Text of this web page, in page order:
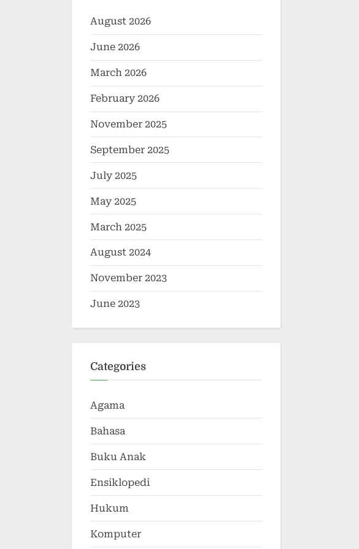
August 2026
June 2026
March 2026
February 2026
November 2025
September 2025
July 2025
May 2025
March 2025
August 2024
November 2023
June 2023
Categories
Agama
Bahasa
Buku Anak
Ensiklopedi
Hukum
Komputer